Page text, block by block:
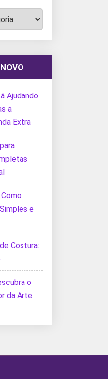
Ajudando
a
Extra
e
Costura:
o
da Arte